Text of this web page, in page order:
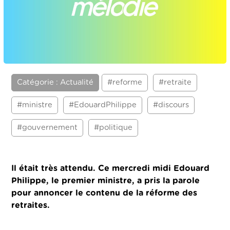
Catégorie : Actualité #reforme #retraite
#ministre #EdouardPhilippe #discours
#gouvernement #politique
Il était très attendu. Ce mercredi midi Edouard
Philippe, le premier ministre, a pris la parole
pour annoncer le contenu de la réforme des
retraites.